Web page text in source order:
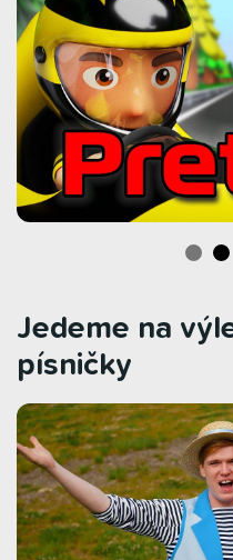
Jedeme na
písničky